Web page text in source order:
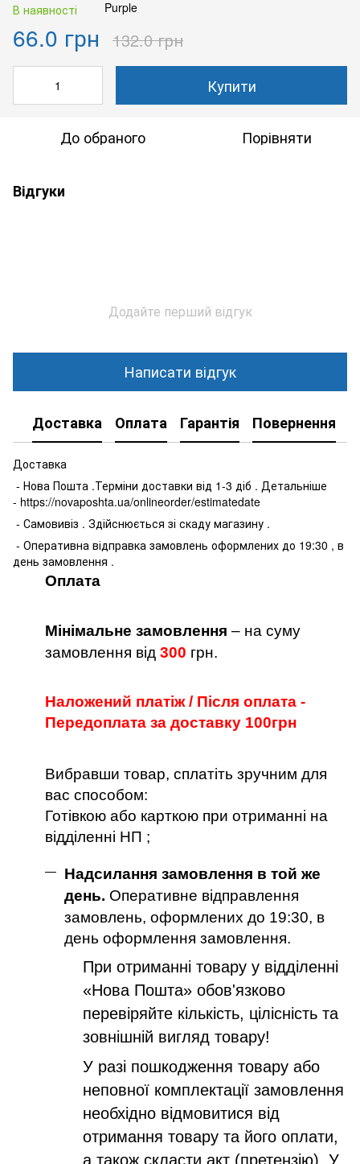
В наявності
66.0 грн 132.0 грн
Купити
До обраного Порівняти
Відгуки
Додайте перший відгук
Написати відгук
Доставка Оплата Гарантія Повернення
Доставка
- Нова Пошта .Терміни доставки від 1-3 діб . Детальніше
- https://novaposhta.ua/onlineorder/estimatedate
- Самовивіз . Здійснюється зі скаду магазину .
- Оперативна відправка замовлень оформлених до 19:30 , в
день замовлення .
Оплата
Мінімальне замовлення – на суму
замовлення від 300 грн.
Наложений платіж / Після оплата -
Передоплата за доставку 100грн
Вибравши товар, сплатіть зручним для
вас способом:
Готівкою або карткою при отриманні на
відділенні НП ;
Надсилання замовлення в той же
день. Оперативне відправлення
замовлень, оформлених до 19:30, в
день оформлення замовлення.
При отриманні товару у відділенні
«Нова Пошта» обов'язково
перевіряйте кількість, цілісність та
зовнішній вигляд товару!
У разі пошкодження товару або
неповної комплектації замовлення
необхідно відмовитися від
отримання товару та його оплати,
а також скласти акт (претензію). У